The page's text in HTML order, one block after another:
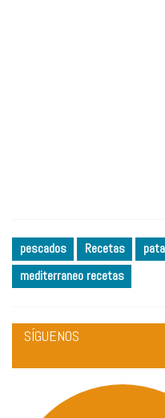
pescados Recetas
mediterraneo recetas
SÍGUENOS